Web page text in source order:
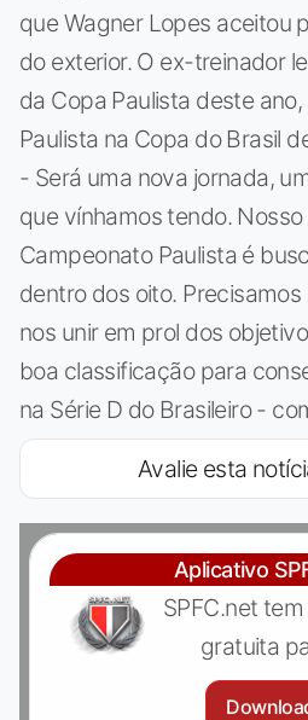
que Wagner Lopes aceitou
do exterior. O ex-treinador
da Copa Paulista deste
Paulista na Copa do Brasil
- Será uma nova jornada,
que vínhamos tendo.
Campeonato Paulista é
dentro dos oito.
nos unir em prol dos
boa classificação para
na Série D do Brasileiro -
Avalie esta
Aplicativo
SPFC.net
gratuita